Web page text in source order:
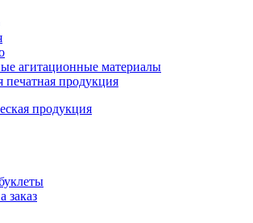
агитационные материалы
печатная продукция
продукция
заказ